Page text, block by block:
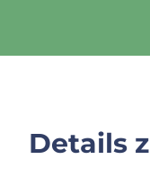
Details